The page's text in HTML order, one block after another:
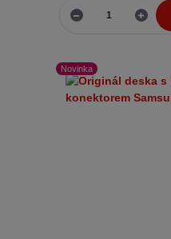
Novinka